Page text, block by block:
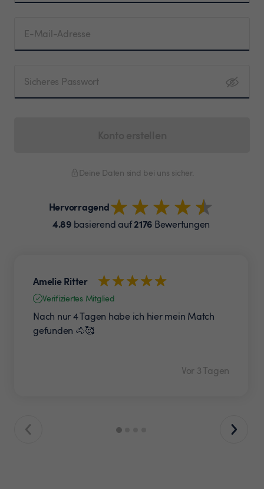
E-Mail-Adresse
Sicheres Passwort
Deine Daten sind bei uns sicher.
Hervorragend
4.89basierend auf2176 Bewertungen
Amelie Ritter
Verifiziertes Mitglied
Nach nur 4 Tagen habe ich hier mein Match
gefunden 🐴🥰
Vor 3 Tagen